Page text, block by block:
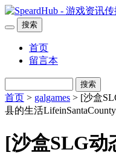
搜索
首页
留言本
搜索
首页 > galgames > [沙盒
县的生活
[沙盒SLG动